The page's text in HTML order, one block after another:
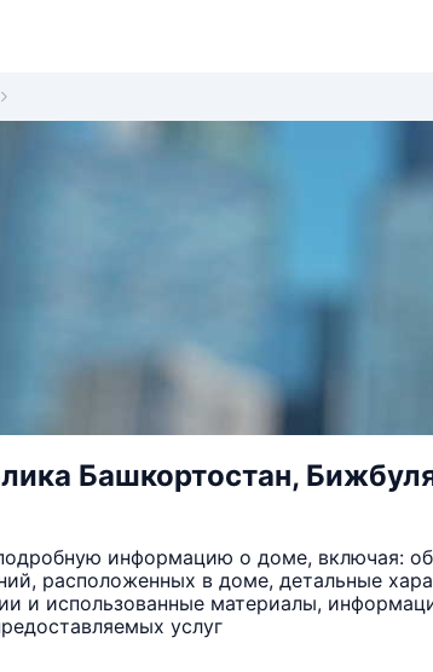
Башкортостан,
информацию о доме, включая:
расположенных в доме, детальные
и использованные материалы,
услуг